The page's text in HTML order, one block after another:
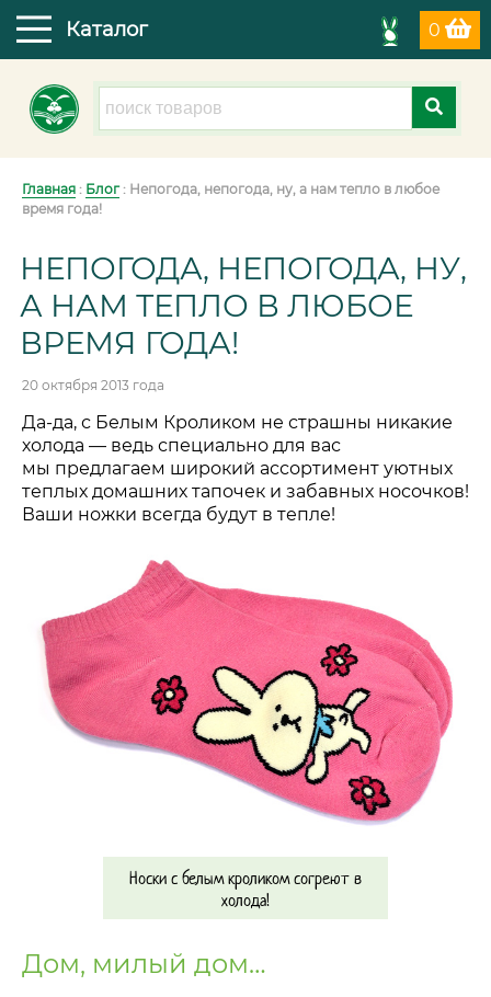
0
Каталог
Главная : Блог: Непогода, непогода, ну, а нам тепло в любое
время года!
НЕПОГОДА, НЕПОГОДА, НУ,
А НАМ ТЕПЛО В ЛЮБОЕ
ВРЕМЯ ГОДА!
20 октября 2013 года
Да-да, с Белым Кроликом не страшны никакие
холода — ведь специально для вас
мы предлагаем широкий ассортимент уютных
теплых домашних тапочек и забавных носочков!
Ваши ножки всегда будут в тепле!
Носки с белым кроликом согреют в
холода!
Дом, милый дом…